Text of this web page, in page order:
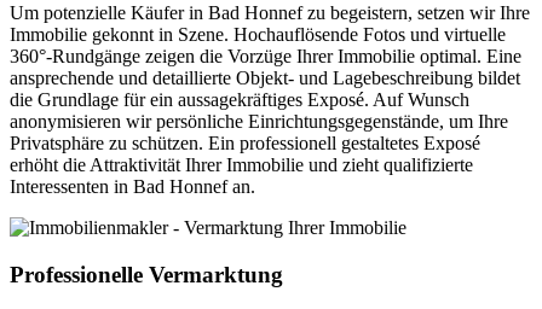
Um potenzielle Käufer in Bad Honnef zu begeistern, setzen wir Ihre
Immobilie gekonnt in Szene. Hochauflösende Fotos und virtuelle
360°-Rundgänge zeigen die Vorzüge Ihrer Immobilie optimal. Eine
ansprechende und detaillierte Objekt- und Lagebeschreibung bildet
die Grundlage für ein aussagekräftiges Exposé. Auf Wunsch
anonymisieren wir persönliche Einrichtungsgegenstände, um Ihre
Privatsphäre zu schützen. Ein professionell gestaltetes Exposé
erhöht die Attraktivität Ihrer Immobilie und zieht qualifizierte
Interessenten in Bad Honnef an.
Professionelle Vermarktung